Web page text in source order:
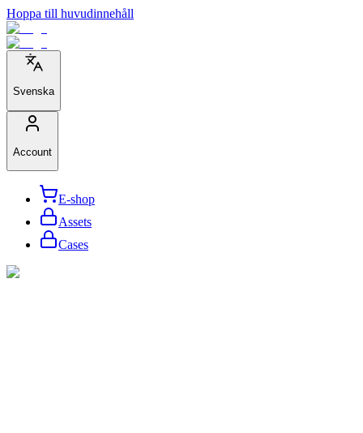
Hoppa till huvudinnehåll
Svenska
Account
E-shop
Assets
Cases